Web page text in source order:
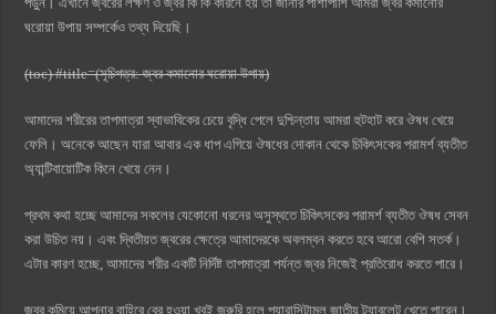
ঘরোয়া উপায় সম্পর্কেও তথ্য দিয়েছি।
(toc) #title=(সূচিপত্র: জ্বর কমানোর ঘরোয়া উপায়)
আমাদের শরীরের তাপমাত্রা স্বাভাবিকের চেয়ে বৃদ্ধি পেলে দুশ্চিন্তায় আমরা হুটহাট করে ঔষধ খেয়ে
ফেলি। অনেকে আছেন যারা আবার এক ধাপ এগিয়ে ঔষধের দোকান থেকে চিকিৎসকের পরামর্শ ব্যতীত
অ্যান্টিবায়োটিক কিনে খেয়ে নেন।
প্রথম কথা হচ্ছে আমাদের সকলের যেকোনো ধরনের অসুস্থতে চিকিৎসকের পরামর্শ ব্যতীত ঔষধ সেবন
করা উচিত নয়। এবং দ্বিতীয়ত জ্বরের ক্ষেত্রে আমাদেরকে অবলম্বন করতে হবে আরো বেশি সতর্ক।
এটার কারণ হচ্ছে, আমাদের শরীর একটি নির্দিষ্ট তাপমাত্রা পর্যন্ত জ্বর নিজেই প্রতিরোধ করতে পারে।
জ্বর কমিয়ে আপনার বাহিরে বের হওয়া খুবই জরুরি হলে প্যারাসিটামল জাতীয় ট্যাবলেট খেতে পারেন।